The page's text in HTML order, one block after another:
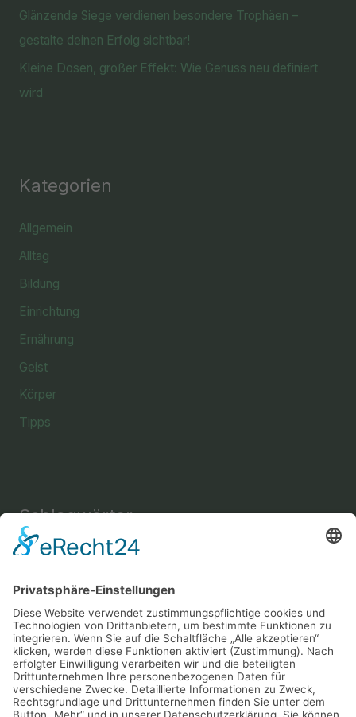
Glänzende Siege verdienen besondere Trophäen –
gestalte deinen Erfolg sichtbar!
Kleine Dosen, großer Effekt: Wie Genuss neu definiert
wird
Kategorien
Allgemein
Alltag
Bildung
Einrichtung
Ernährung
Geist
Körper
Tipps
Schlagwörter
Enthaarung Fettverbrennung Fitness
Gemüse Gesundheit Haus Instrument Kräuter
Körperpflege Lesen Mental Musik Nachricht Nahrung
Nervensystem Schlaf Schutz Sport Sprache